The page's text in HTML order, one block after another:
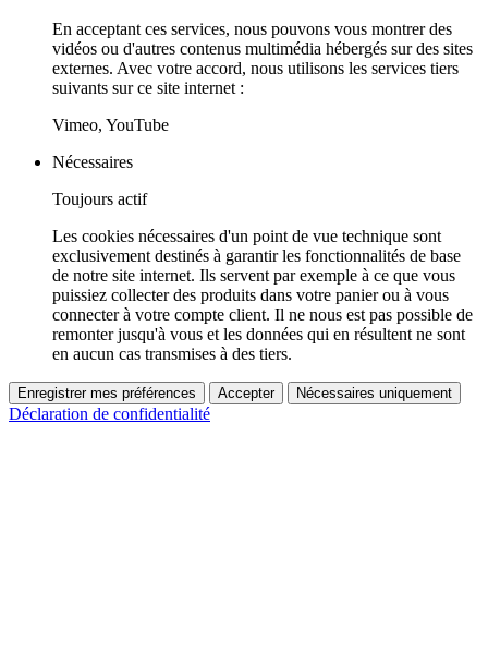
En acceptant ces services, nous pouvons vous montrer des
vidéos ou d'autres contenus multimédia hébergés sur des sites
externes. Avec votre accord, nous utilisons les services tiers
suivants sur ce site internet :
Vimeo, YouTube
Nécessaires
Toujours actif
Les cookies nécessaires d'un point de vue technique sont
exclusivement destinés à garantir les fonctionnalités de base
de notre site internet. Ils servent par exemple à ce que vous
puissiez collecter des produits dans votre panier ou à vous
connecter à votre compte client. Il ne nous est pas possible de
remonter jusqu'à vous et les données qui en résultent ne sont
en aucun cas transmises à des tiers.
Enregistrer mes préférences Accepter Nécessaires uniquement
Déclaration de confidentialité